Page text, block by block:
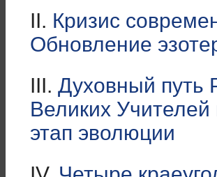
II. Кризис
Обновление
III. Духовный путь
Великих
этап эволюции